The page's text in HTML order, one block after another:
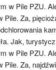
w Pile PZU.
Pile. Za,
Jak,
w Pile PZU.
Pile. Za,